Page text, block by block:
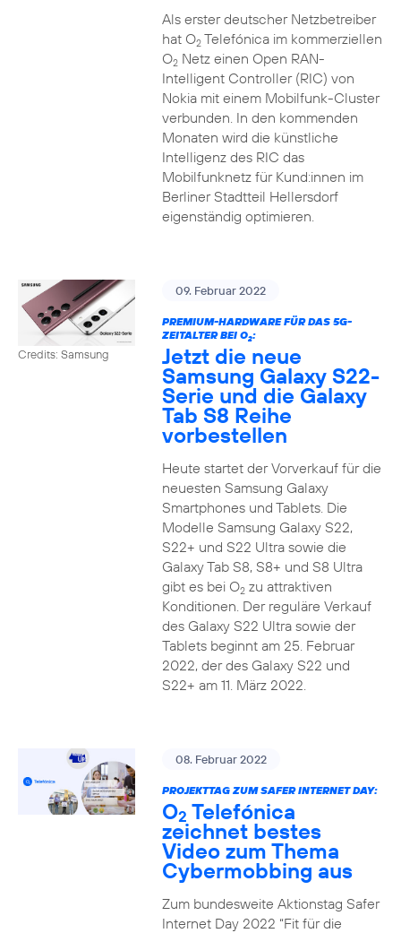
Als erster deutscher Netzbetreiber
hat O2Telefónica im kommerziellen
O2Netz einen Open RAN-
Intelligent Controller (RIC) von
Nokia mit einem Mobilfunk-Cluster
verbunden. In den kommenden
Monaten wird die künstliche
Intelligenz des RIC das
Mobilfunknetz für Kund:innen im
Berliner Stadtteil Hellersdorf
eigenständig optimieren.
Credits: Samsung
09. Februar 2022
PREMIUM-HARDWARE FÜR DAS 5G-
ZEITALTER BEI O2:
Jetzt die neue
Samsung Galaxy S22-
Serie und die Galaxy
Tab S8 Reihe
vorbestellen
Heute startet der Vorverkauf für die
neuesten Samsung Galaxy
Smartphones und Tablets. Die
Modelle Samsung Galaxy S22,
S22+ und S22 Ultra sowie die
Galaxy Tab S8, S8+ und S8 Ultra
gibt es bei O2zu attraktiven
Konditionen. Der reguläre Verkauf
des Galaxy S22 Ultra sowie der
Tablets beginnt am 25. Februar
2022, der des Galaxy S22 und
S22+ am 11. März 2022.
08. Februar 2022
PROJEKTTAG ZUM SAFER INTERNET DAY:
O2 Telefónica
zeichnet bestes
Video zum Thema
Cybermobbing aus
Zum bundesweite Aktionstag Safer
Internet Day 2022 “Fit für die